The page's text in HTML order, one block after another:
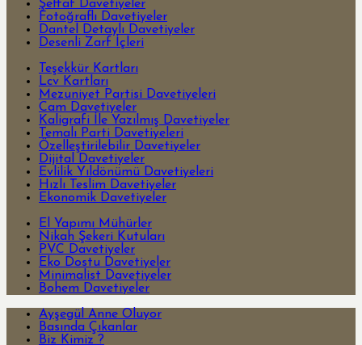
Şeffaf Davetiyeler
Fotoğraflı Davetiyeler
Dantel Detaylı Davetiyeler
Desenli Zarf İçleri
Teşekkür Kartları
Lcv Kartları
Mezuniyet Partisi Davetiyeleri
Cam Davetiyeler
Kaligrafi İle Yazılmış Davetiyeler
Temalı Parti Davetiyeleri
Özelleştirilebilir Davetiyeler
Dijital Davetiyeler
Evlilik Yıldönümü Davetiyeleri
Hızlı Teslim Davetiyeler
Ekonomik Davetiyeler
El Yapımı Mühürler
Nikah Şekeri Kutuları
PVC Davetiyeler
Eko Dostu Davetiyeler
Minimalist Davetiyeler
Bohem Davetiyeler
Ayşegül Anne Oluyor
Basında Çıkanlar
Biz Kimiz ?